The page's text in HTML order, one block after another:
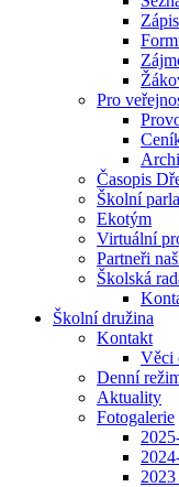
Pro
Časopis
Školní
Ekotým
Virtuální
Partneři
Školská
Školní družina
Kontakt
Věci
Denní
Aktuality
Fotogalerie